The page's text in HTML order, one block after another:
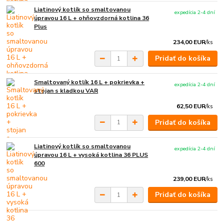
Liatinový kotlík so smaltovanou
úpravou 16 L + ohňovzdorná kotlina 36
Plus
234,00 EUR/ks
expedícia 2-4 dní
Pridať do košíka
Smaltovaný kotlík 16 L + pokrievka +
stojan s kladkou VAR
62,50 EUR/ks
expedícia 2-4 dní
Pridať do košíka
Liatinový kotlík so smaltovanou
úpravou 16 L + vysoká kotlina 36 PLUS
600
239,00 EUR/ks
expedícia 2-4 dní
Pridať do košíka